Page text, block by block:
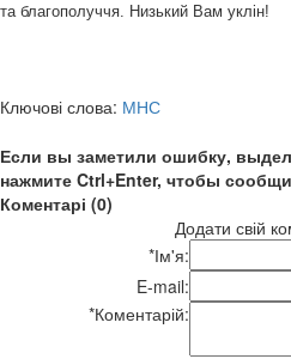
та благополуччя. Низький Вам уклін!
Ключові слова: МНС
Если вы заметили ошибку,
нажмите Ctrl+Enter, чтобы
Коментарі (0)
Додати свій
*Ім'я:
E-mail:
*Коментарій: